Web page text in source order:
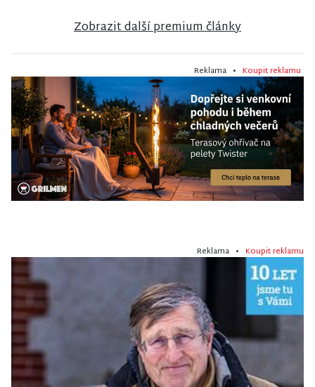
Zobrazit další premium články
Reklama • Koupit reklamu
Reklama • Koupit reklamu